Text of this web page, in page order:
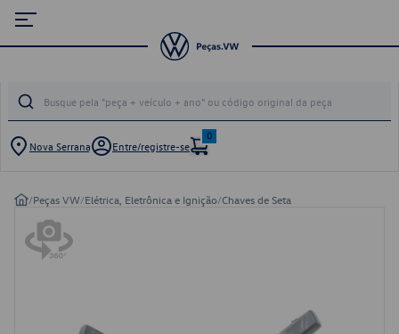
Nova Serrana Entre/registre-se
0
/Peças VW/Elétrica, Eletrônica e Ignição/Chaves de Seta